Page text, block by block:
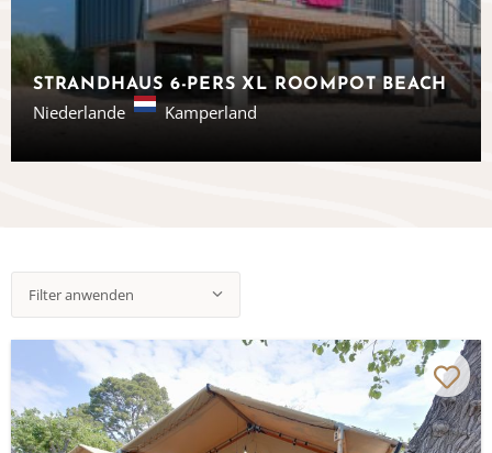
STRANDHAUS 6-PERS XL ROOMPOT BEACH
Niederlande Kamperland
Filter anwenden